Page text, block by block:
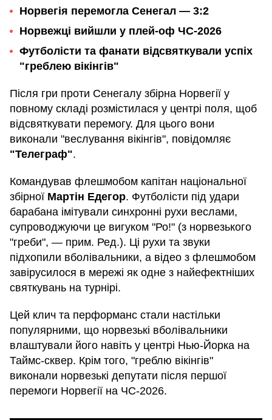
Норвегія перемогла Сенегал — 3:2
Норвежці вийшли у плей-оф ЧС-2026
Футболісти та фанати відсвяткували успіх
"греблею вікінгів"
Після гри проти Сенегалу збірна Норвегії у
повному складі розмістилася у центрі поля, щоб
відсвяткувати перемогу. Для цього вони
виконали "веслування вікінгів", повідомляє
"Телеграф".
Командував флешмобом капітан національної
збірної Мартін Едегор. Футболісти під удари
барабана імітували синхронні рухи веслами,
супроводжуючи це вигуком "Ро!" (з норвезького
"греби", — прим. Ред.). Ці рухи та звуки
підхопили вболівальники, а відео з флешмобом
завірусилося в мережі як одне з найефектніших
святкувань на турнірі.
Цей клич та перформанс стали настільки
популярними, що норвезькі вболівальники
влаштували його навіть у центрі Нью-Йорка на
Таймс-сквер. Крім того, "греблю вікінгів"
виконали норвезькі депутати після першої
перемоги Норвегії на ЧС-2026.